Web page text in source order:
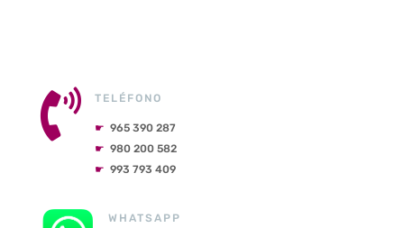
 TELÉFONO
☛ 965 390 287
☛ 980 200 582
☛ 993 793 409
WHATSAPP